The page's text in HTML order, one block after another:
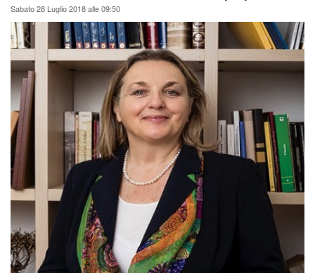
Sabato 28 Luglio 2018 alle 09:50